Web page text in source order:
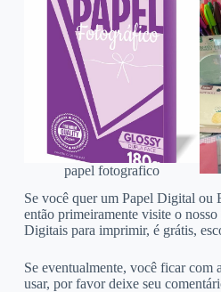
papel fotografico
Se você quer um Papel Digital ou
então primeiramente visite o
Digitais para imprimir, é grátis,
Se eventualmente, você ficar com
usar, por favor deixe seu